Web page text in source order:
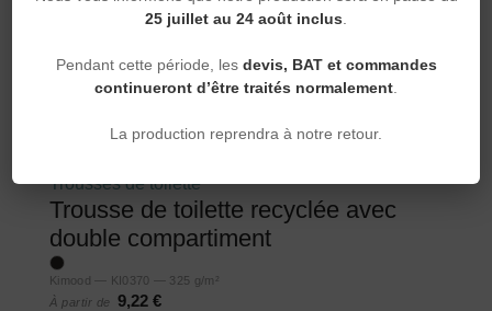
25 juillet au 24 août inclus
Pendant cette période, les devis, BAT et commandes
continueront d’être traités normalement
La production reprendra à notre retour.
Trousses de toilette
Trousse de toilette recyclée avec
double compartiment
Kimood — KI0370 — 325 g/m²
À partir de
9,22 €